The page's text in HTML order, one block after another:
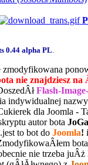
0.44 alpha PL.
nie znajdziesz na
Flash-
indywidualnej
dla Joomla -
autor bota
to bot do Joomla! i
nie trzeba